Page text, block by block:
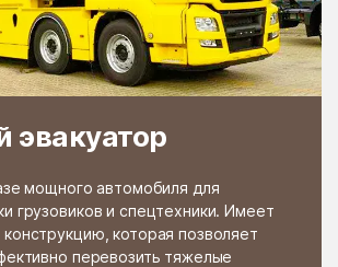
эвакуатор
мощного автомобиля для
грузовиков и спецтехники. Имеет
которая позволяет
перевозить тяжелые